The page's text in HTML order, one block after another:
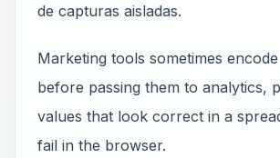
de capturas aisladas.
Marketing tools sometimes
before passing them to analytics,
values that look correct in a
fail in the browser.